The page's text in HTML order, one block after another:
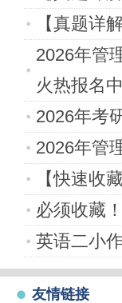
【真题详
2026年管
火热报名
2026年考
2026年管
【快速收
必须收藏
英语二小
友情链接